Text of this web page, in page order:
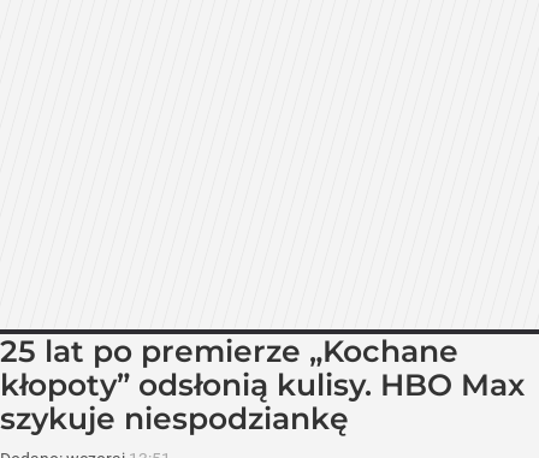
25 lat po premierze „Kochane
kłopoty” odsłonią kulisy. HBO Max
szykuje niespodziankę